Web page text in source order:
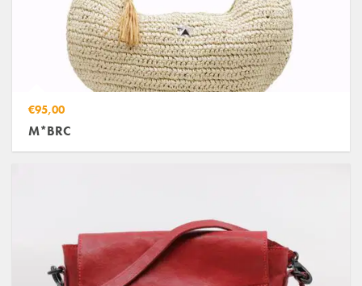
€95,00
M*BRC